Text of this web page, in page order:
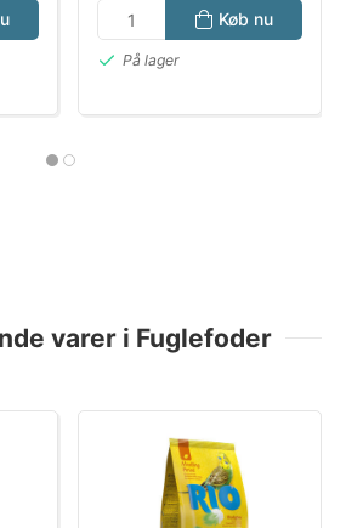
Køb nu
På lager
varer i Fuglefoder